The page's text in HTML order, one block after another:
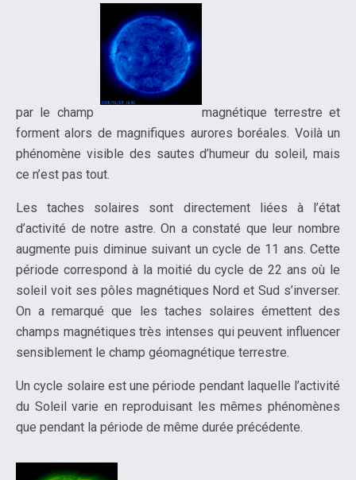
par le champ
magnétique terrestre et
forment alors de magnifiques aurores boréales. Voilà un
phénomène visible des sautes d’humeur du soleil, mais
ce n’est pas tout.
Les taches solaires sont directement liées à l’état
d’activité de notre astre. On a constaté que leur nombre
augmente puis diminue suivant un cycle de 11 ans. Cette
période correspond à la moitié du cycle de 22 ans où le
soleil voit ses pôles magnétiques Nord et Sud s’inverser.
On a remarqué que les taches solaires émettent des
champs magnétiques très intenses qui peuvent influencer
sensiblement le champ géomagnétique terrestre.
Un cycle solaire est une période pendant laquelle l’activité
du Soleil varie en reproduisant les mêmes phénomènes
que pendant la période de même durée précédente.